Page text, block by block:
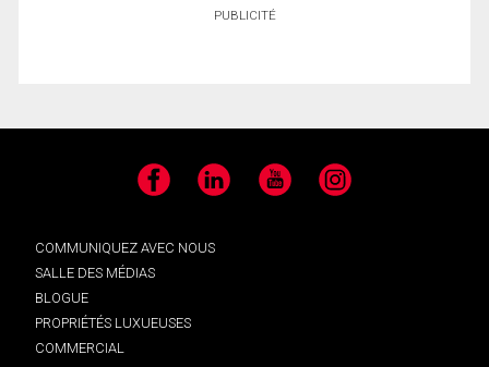
PUBLICITÉ
Facebook LinkedIn YouTube Instagram
COMMUNIQUEZ AVEC NOUS
SALLE DES MÉDIAS
BLOGUE
PROPRIÉTÉS LUXUEUSES
COMMERCIAL